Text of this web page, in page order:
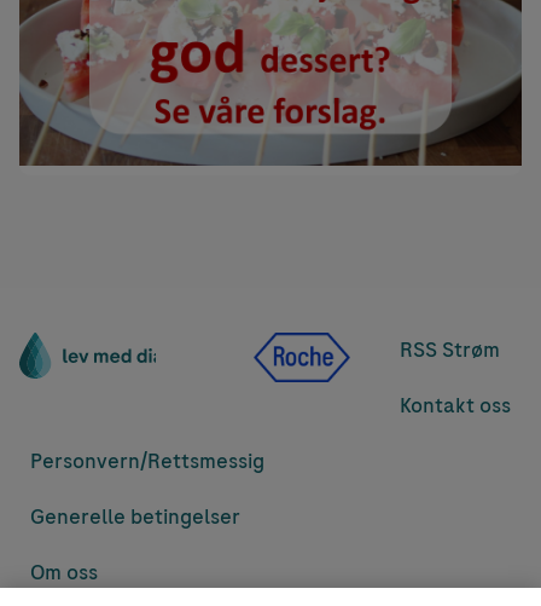
RSS Strøm
Kontakt oss
Personvern/Rettsmessig
Generelle betingelser
Om oss